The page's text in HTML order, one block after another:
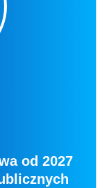
od 2027